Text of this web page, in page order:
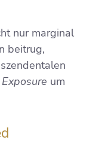
nur marginal
beitrug,
um